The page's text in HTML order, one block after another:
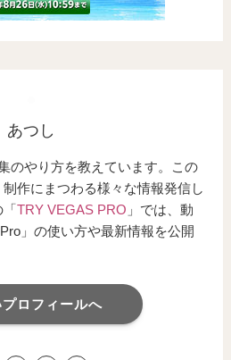
あつし
のやり方を教えています。この
作にまつわる様々な情報発信し
「TRY VEGAS PRO 」では、動
」の使い方や最新情報を公開
ロフィールへ